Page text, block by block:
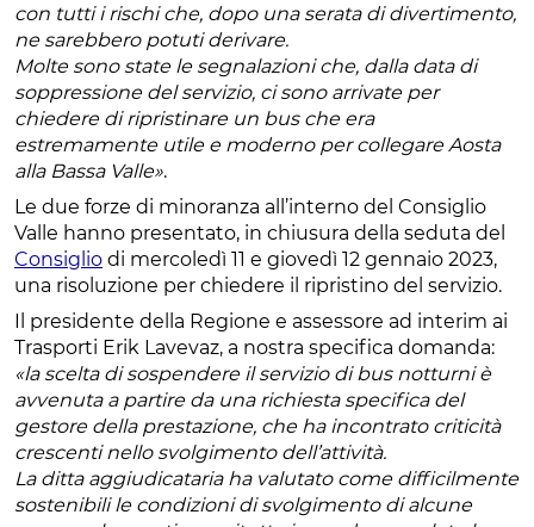
con tutti i rischi che, dopo una serata di divertimento,
ne sarebbero potuti derivare.
Molte sono state le segnalazioni che, dalla data di
soppressione del servizio, ci sono arrivate per
chiedere di ripristinare un bus che era
estremamente utile e moderno per collegare Aosta
alla Bassa Valle».
Le due forze di minoranza all’interno del Consiglio
Valle hanno presentato, in chiusura della seduta del
Consiglio di mercoledì 11 e giovedì 12 gennaio 2023,
una risoluzione per chiedere il ripristino del servizio.
Il presidente della Regione e assessore ad interim ai
Trasporti Erik Lavevaz, a nostra specifica domanda:
«la scelta di sospendere il servizio di bus notturni è
avvenuta a partire da una richiesta specifica del
gestore della prestazione, che ha incontrato criticità
crescenti nello svolgimento dell’attività.
La ditta aggiudicataria ha valutato come difficilmente
sostenibili le condizioni di svolgimento di alcune